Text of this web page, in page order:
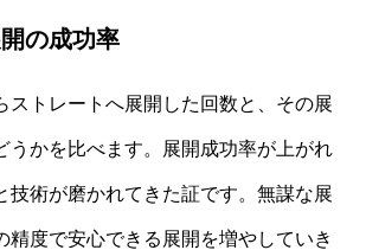
の成功率
ストレートへ展開した回数と、その展
うかを比べます。展開成功率が上がれ
技術が磨かれてきた証です。無謀な展
精度で安心できる展開を増やしていき